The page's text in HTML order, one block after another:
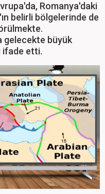
Romanya'daki
belirli bölgelerinde de
gelecekte büyük
ifade etti.